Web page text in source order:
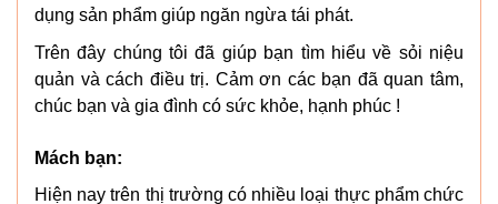
dụng sản phẩm giúp ngăn ngừa tái phát.
Trên đây chúng tôi đã giúp bạn tìm hiểu về sỏi niệu
quản và cách điều trị. Cảm ơn các bạn đã quan tâm,
chúc bạn và gia đình có sức khỏe, hạnh phúc !
Mách bạn:
Hiện nay trên thị trường có nhiều loại thực phẩm chức